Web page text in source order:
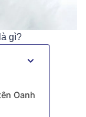
gì?
Oanh